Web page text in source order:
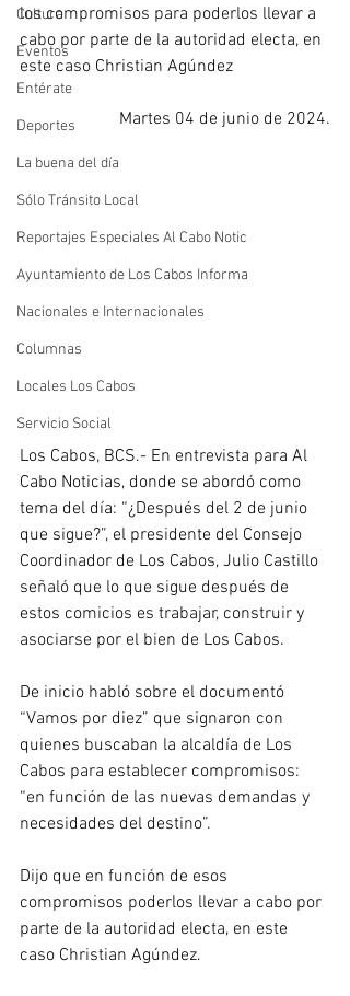
Cultura
Eventos
Entérate
Deportes
La buena del día
Sólo Tránsito Local
Reportajes Especiales Al Cabo Notic
Ayuntamiento de Los Cabos Informa
Nacionales e Internacionales
Columnas
Locales Los Cabos
Servicio Social
los compromisos para poderlos llevar a
cabo por parte de la autoridad electa, en
este caso Christian Agúndez
Martes 04 de junio de 2024.
Los Cabos, BCS.- En entrevista para Al
Cabo Noticias, donde se abordó como
tema del día: “¿Después del 2 de junio
que sigue?”, el presidente del Consejo
Coordinador de Los Cabos, Julio Castillo
señaló que lo que sigue después de
estos comicios es trabajar, construir y
asociarse por el bien de Los Cabos.
De inicio habló sobre el documentó
“Vamos por diez” que signaron con
quienes buscaban la alcaldía de Los
Cabos para establecer compromisos:
“en función de las nuevas demandas y
necesidades del destino”.
Dijo que en función de esos
compromisos poderlos llevar a cabo por
parte de la autoridad electa, en este
caso Christian Agúndez.